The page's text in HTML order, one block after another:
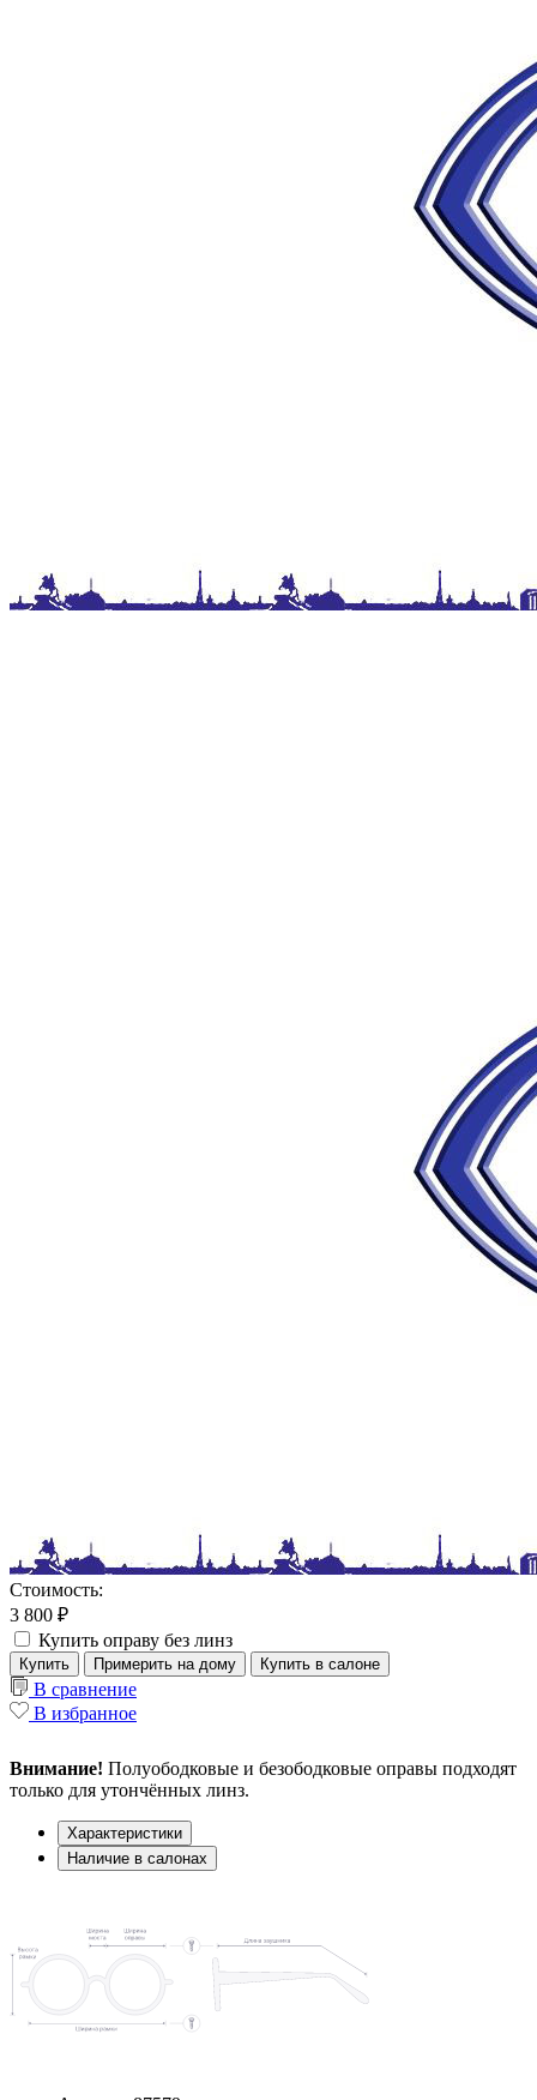
Стоимость:
3 800 ₽
Купить оправу без линз
Купить Примерить на дому Купить в салоне
В сравнение
В избранное
Внимание! Полуободковые и безободковые оправы подходят
только для утончённых линз.
Характеристики
Наличие в салонах